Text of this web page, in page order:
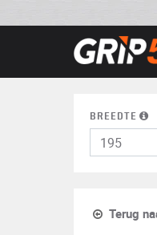
BREEDTE
Terug